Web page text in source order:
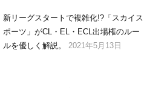
新リーグスタートで複雑化!?「スカイス
ポーツ」がCL・EL・ECL出場権のルー
ルを優しく解説。
2021年5月13日